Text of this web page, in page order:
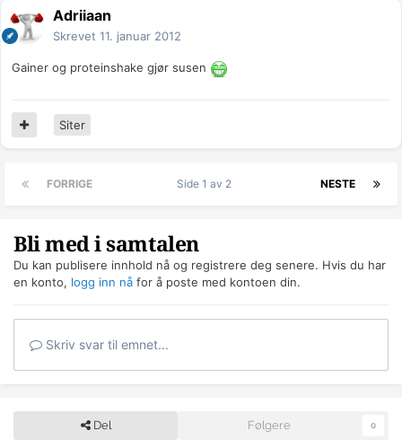
Adriiaan
Skrevet 11. januar 2012
Gainer og proteinshake gjør susen
Siter
FORRIGE NESTE
Side 1 av 2
Bli med i samtalen
Du kan publisere innhold nå og registrere deg senere. Hvis du har
en konto, logg inn nå for å poste med kontoen din.
Skriv svar til emnet...
Del Følgere 0